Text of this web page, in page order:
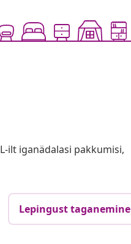
ilt iganädalasi pakkumisi,
Lepingust taganemine